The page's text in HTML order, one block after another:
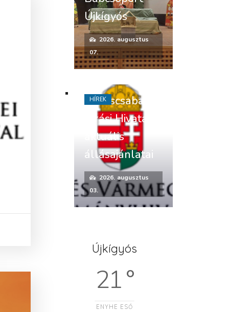
Újkígyós
2026. augusztus
07.
Békéscsabai
Járási Hivatal
aktuális
állásajánlatai
2026. augusztus
03.
HÍREK
Újkígyós
21 °
ENYHE ESŐ